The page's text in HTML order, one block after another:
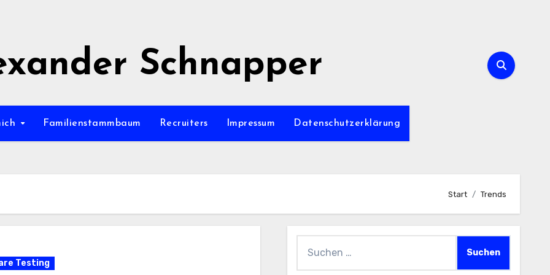
Schnapper
Familienstammbaum Recruiters Impressum Datenschutzerklärung
Start Trends
Testing
nach: